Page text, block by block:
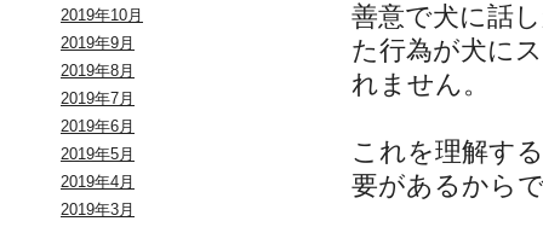
2019年10月
2019年9月
2019年8月
2019年7月
2019年6月
2019年5月
2019年4月
2019年3月
善意で犬に話
た行為が犬に
れません。
これを理解す
要があるから